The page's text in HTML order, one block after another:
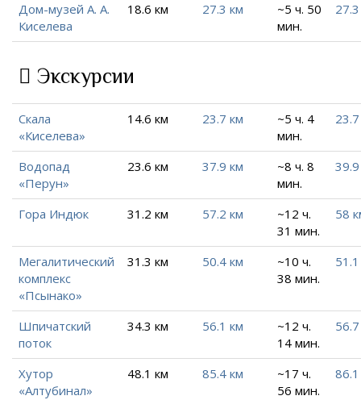
Дом-музей А. А.
Киселева
18.6 км 27.3 км
~5 ч. 50
мин.
Экскурсии
Скала
«Киселева»
14.6 км 23.7 км
~5 ч. 4
мин.
Водопад
«Перун»
23.6 км 37.9 км
~8 ч. 8
мин.
Гора Индюк 31.2 км 57.2 км
~12 ч.
31 мин.
58
Мегалитический
комплекс
«Псынако»
31.3 км 50.4 км
~10 ч.
38 мин.
Шпичатский
поток
34.3 км 56.1 км
~12 ч.
14 мин.
Хутор
«Алтубинал»
48.1 км 85.4 км
~17 ч.
56 мин.